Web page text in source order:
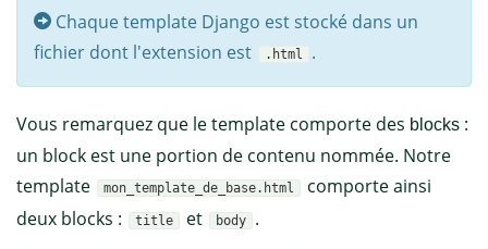
Chaque template Django est stocké dans un
fichier dont l'extension est
.html .
Vous remarquez que le template comporte des blocks :
un block est une portion de contenu nommée. Notre
template
mon_template_de_base.html
comporte ainsi
deux blocks :
title et body
.